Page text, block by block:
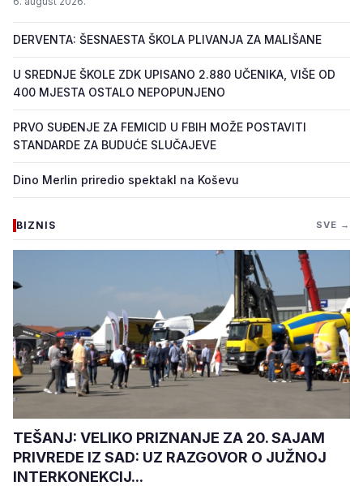
DERVENTA: ŠESNAESTA ŠKOLA PLIVANJA ZA MALIŠANE
U SREDNJE ŠKOLE ZDK UPISANO 2.880 UČENIKA, VIŠE OD
400 MJESTA OSTALO NEPOPUNJENO
PRVO SUĐENJE ZA FEMICID U FBIH MOŽE POSTAVITI
STANDARDE ZA BUDUĆE SLUČAJEVE
Dino Merlin priredio spektakl na Koševu
BIZNIS SVE →
TEŠANJ: VELIKO PRIZNANJE ZA 20. SAJAM
PRIVREDE IZ SAD: UZ RAZGOVOR O JUŽNOJ
INTERKONEKCIJ...